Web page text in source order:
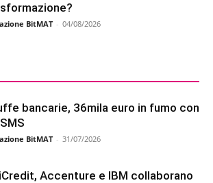
BitMAT - 04/08/2026
bancarie, 36mila euro in fumo con
BitMAT - 31/07/2026
Accenture e IBM collaborano